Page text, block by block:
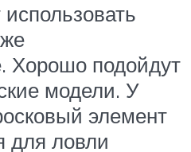
Хорошо подойдут
модели. У
элемент
для ловли